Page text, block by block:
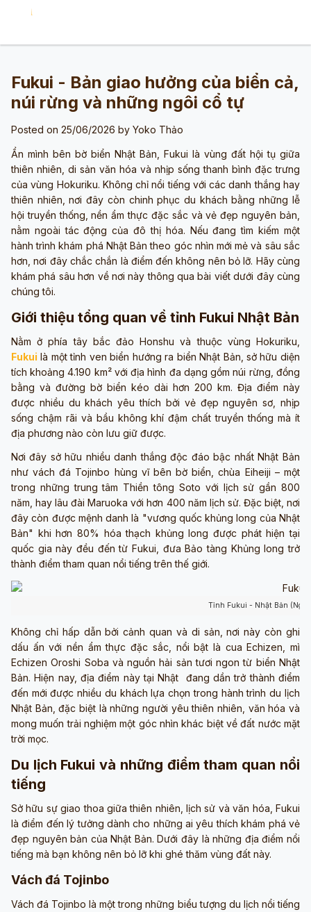
Fukui - Bản giao hưởng của biển cả,
núi rừng và những ngôi cổ tự
Posted on 25/06/2026 by Yoko Thảo
Ẩn mình bên bờ biển Nhật Bản, Fukui là vùng đất hội tụ giữa
thiên nhiên, di sản văn hóa và nhịp sống thanh bình đặc trưng
của vùng Hokuriku. Không chỉ nổi tiếng với các danh thắng hay
thiên nhiên, nơi đây còn chinh phục du khách bằng những lễ
hội truyền thống, nền ẩm thực đặc sắc và vẻ đẹp nguyên bản,
nằm ngoài tác động của đô thị hóa. Nếu đang tìm kiếm một
hành trình khám phá Nhật Bản theo góc nhìn mới mẻ và sâu sắc
hơn, nơi đây chắc chắn là điểm đến không nên bỏ lỡ. Hãy cùng
khám phá sâu hơn về nơi này thông qua bài viết dưới đây cùng
chúng tôi.
Giới thiệu tổng quan về tỉnh Fukui Nhật Bản
Nằm ở phía tây bắc đảo Honshu và thuộc vùng Hokuriku,
Fukui là một tỉnh ven biển hướng ra biển Nhật Bản, sở hữu diện
tích khoảng 4.190 km² với địa hình đa dạng gồm núi rừng, đồng
bằng và đường bờ biển kéo dài hơn 200 km. Địa điểm này
được nhiều du khách yêu thích bởi vẻ đẹp nguyên sơ, nhịp
sống chậm rãi và bầu không khí đậm chất truyền thống mà ít
địa phương nào còn lưu giữ được.
Nơi đây sở hữu nhiều danh thắng độc đáo bậc nhất Nhật Bản
như vách đá Tojinbo hùng vĩ bên bờ biển, chùa Eiheiji – một
trong những trung tâm Thiền tông Soto với lịch sử gần 800
năm, hay lâu đài Maruoka với hơn 400 năm lịch sử. Đặc biệt, nơi
đây còn được mệnh danh là "vương quốc khủng long của Nhật
Bản" khi hơn 80% hóa thạch khủng long được phát hiện tại
quốc gia này đều đến từ Fukui, đưa Bảo tàng Khủng long trở
thành điểm tham quan nổi tiếng trên thế giới.
Tỉnh Fukui - Nhật Bản
Không chỉ hấp dẫn bởi cảnh quan và di sản, nơi này còn ghi
dấu ấn với nền ẩm thực đặc sắc, nổi bật là cua Echizen, mì
Echizen Oroshi Soba và nguồn hải sản tươi ngon từ biển Nhật
Bản. Hiện nay, địa điểm này tại Nhật đang dần trở thành điểm
đến mới được nhiều du khách lựa chọn trong hành trình du lịch
Nhật Bản, đặc biệt là những người yêu thiên nhiên, văn hóa và
mong muốn trải nghiệm một góc nhìn khác biệt về đất nước mặt
trời mọc.
Du lịch Fukui và những điểm tham quan nổi
tiếng
Sở hữu sự giao thoa giữa thiên nhiên, lịch sử và văn hóa, Fukui
là điểm đến lý tưởng dành cho những ai yêu thích khám phá vẻ
đẹp nguyên bản của Nhật Bản. Dưới đây là những địa điểm nổi
tiếng mà bạn không nên bỏ lỡ khi ghé thăm vùng đất này.
Vách đá Tojinbo
Vách đá Tojinbo là một trong những biểu tượng du lịch nổi tiếng